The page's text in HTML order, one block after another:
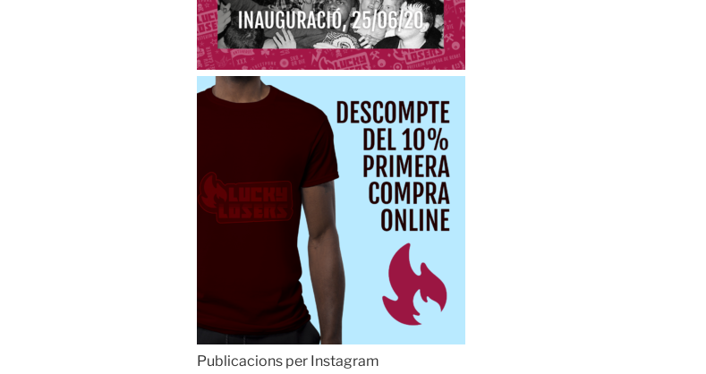
Publicacions per Instagram